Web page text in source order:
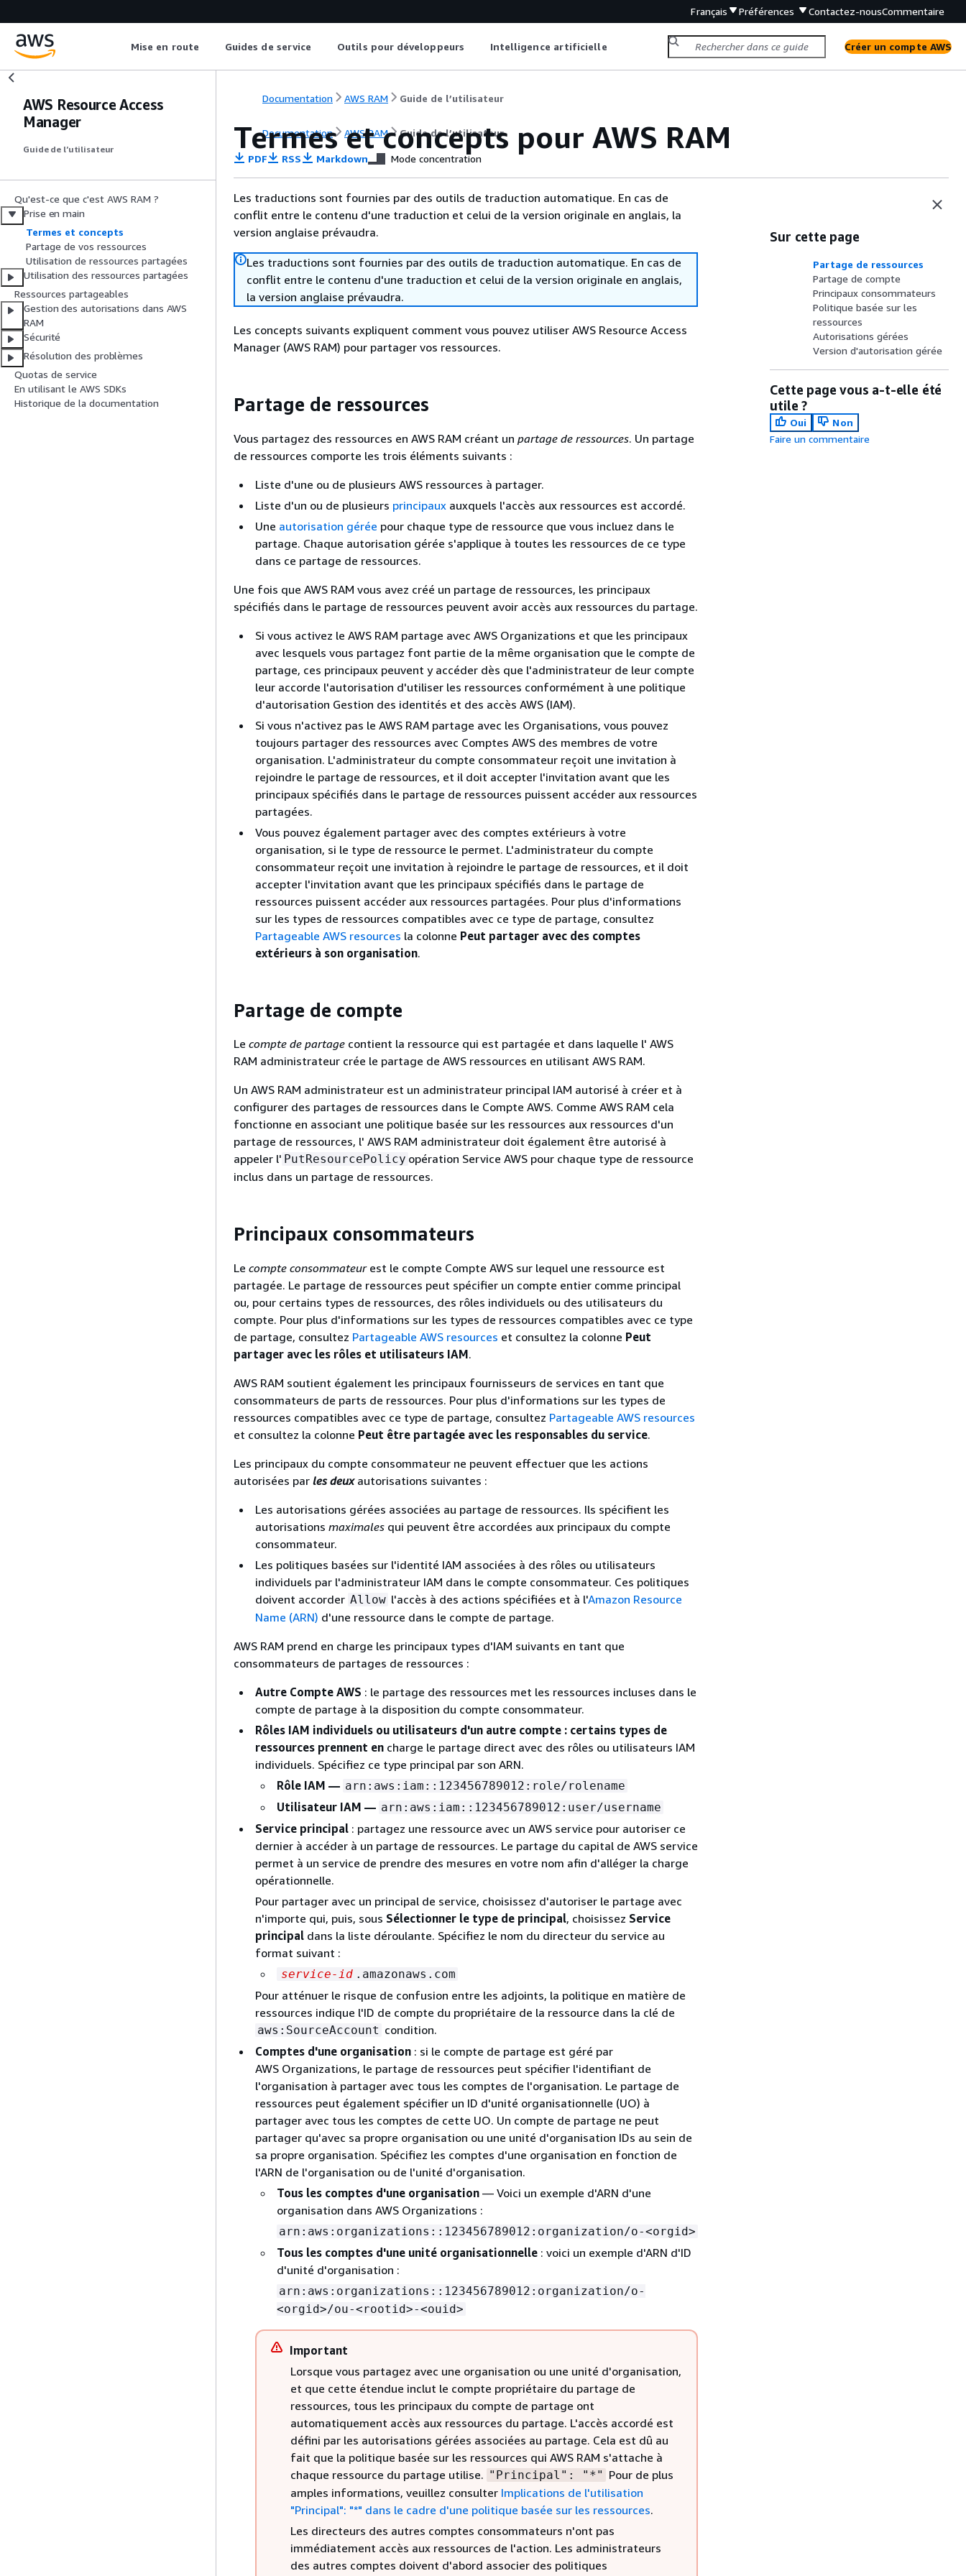
Français Préférences Contactez-nousCommentaire
Mise en route Guides de service Outils pour développeurs Intelligence artificielle Créer un compte AWS
AWS Resource Access
Manager
Guide de l’utilisateur
Qu'est-ce que c'est AWS RAM ?
Prise en main
Termes et concepts
Partage de vos ressources
Utilisation de ressources partagées
Utilisation des ressources partagées
Ressources partageables
Gestion des autorisations dans AWS
RAM
Sécurité
Résolution des problèmes
Quotas de service
En utilisant le AWS SDKs
Historique de la documentation
Documentation AWS RAM Guide de l’utilisateur
Documentation AWS RAM Guide de l’utilisateur
Termes et concepts pour AWS RAM
PDF RSS Markdown Mode concentration
Les traductions sont fournies par des outils de traduction automatique. En cas de
conflit entre le contenu d'une traduction et celui de la version originale en anglais, la
version anglaise prévaudra.
Les traductions sont fournies par des outils de traduction automatique. En cas de
conflit entre le contenu d'une traduction et celui de la version originale en anglais,
la version anglaise prévaudra.
Les concepts suivants expliquent comment vous pouvez utiliser AWS Resource Access
Manager (AWS RAM) pour partager vos ressources.
Partage de ressources
Vous partagez des ressources en AWS RAM créant un partage de ressources. Un partage
de ressources comporte les trois éléments suivants :
Liste d'une ou de plusieurs AWS ressources à partager.
Liste d'un ou de plusieurs principaux auxquels l'accès aux ressources est accordé.
Une autorisation gérée pour chaque type de ressource que vous incluez dans le
partage. Chaque autorisation gérée s'applique à toutes les ressources de ce type
dans ce partage de ressources.
Une fois que AWS RAM vous avez créé un partage de ressources, les principaux
spécifiés dans le partage de ressources peuvent avoir accès aux ressources du partage.
Si vous activez le AWS RAM partage avec AWS Organizations et que les principaux
avec lesquels vous partagez font partie de la même organisation que le compte de
partage, ces principaux peuvent y accéder dès que l'administrateur de leur compte
leur accorde l'autorisation d'utiliser les ressources conformément à une politique
d'autorisation Gestion des identités et des accès AWS (IAM).
Si vous n'activez pas le AWS RAM partage avec les Organisations, vous pouvez
toujours partager des ressources avec Comptes AWS des membres de votre
organisation. L'administrateur du compte consommateur reçoit une invitation à
rejoindre le partage de ressources, et il doit accepter l'invitation avant que les
principaux spécifiés dans le partage de ressources puissent accéder aux ressources
partagées.
Vous pouvez également partager avec des comptes extérieurs à votre
organisation, si le type de ressource le permet. L'administrateur du compte
consommateur reçoit une invitation à rejoindre le partage de ressources, et il doit
accepter l'invitation avant que les principaux spécifiés dans le partage de
ressources puissent accéder aux ressources partagées. Pour plus d'informations
sur les types de ressources compatibles avec ce type de partage, consultez
Partageable AWS resources la colonne Peut partager avec des comptes
extérieurs à son organisation.
Partage de compte
Le compte de partage contient la ressource qui est partagée et dans laquelle l' AWS
RAM administrateur crée le partage de AWS ressources en utilisant AWS RAM.
Un AWS RAM administrateur est un administrateur principal IAM autorisé à créer et à
configurer des partages de ressources dans le Compte AWS. Comme AWS RAM cela
fonctionne en associant une politique basée sur les ressources aux ressources d'un
partage de ressources, l' AWS RAM administrateur doit également être autorisé à
appeler l' PutResourcePolicy opération Service AWS pour chaque type de ressource
inclus dans un partage de ressources.
Principaux consommateurs
Le compte consommateurest le compte Compte AWS sur lequel une ressource est
partagée. Le partage de ressources peut spécifier un compte entier comme principal
ou, pour certains types de ressources, des rôles individuels ou des utilisateurs du
compte. Pour plus d'informations sur les types de ressources compatibles avec ce type
de partage, consultez Partageable AWS resources et consultez la colonne Peut
partager avec les rôles et utilisateurs IAM.
AWS RAM soutient également les principaux fournisseurs de services en tant que
consommateurs de parts de ressources. Pour plus d'informations sur les types de
ressources compatibles avec ce type de partage, consultez Partageable AWS resources
et consultez la colonne Peut être partagée avec les responsables du service.
Les principaux du compte consommateur ne peuvent effectuer que les actions
autorisées par les deuxautorisations suivantes :
Les autorisations gérées associées au partage de ressources. Ils spécifient les
autorisations maximales qui peuvent être accordées aux principaux du compte
consommateur.
Les politiques basées sur l'identité IAM associées à des rôles ou utilisateurs
individuels par l'administrateur IAM dans le compte consommateur. Ces politiques
doivent accorder Allow l'accès à des actions spécifiées et à l'Amazon Resource
Name (ARN) d'une ressource dans le compte de partage.
AWS RAM prend en charge les principaux types d'IAM suivants en tant que
consommateurs de partages de ressources :
Autre Compte AWS : le partage des ressources met les ressources incluses dans le
compte de partage à la disposition du compte consommateur.
Rôles IAM individuels ou utilisateurs d'un autre compte : certains types de
ressources prennent en charge le partage direct avec des rôles ou utilisateurs IAM
individuels. Spécifiez ce type principal par son ARN.
Rôle IAM — arn:aws:iam::123456789012:role/rolename
Utilisateur IAM — arn:aws:iam::123456789012:user/username
Service principal : partagez une ressource avec un AWS service pour autoriser ce
dernier à accéder à un partage de ressources. Le partage du capital de AWS service
permet à un service de prendre des mesures en votre nom afin d'alléger la charge
opérationnelle.
Pour partager avec un principal de service, choisissez d'autoriser le partage avec
n'importe qui, puis, sous Sélectionner le type de principal, choisissez Service
principal dans la liste déroulante. Spécifiez le nom du directeur du service au
format suivant :
service-id .amazonaws.com
Pour atténuer le risque de confusion entre les adjoints, la politique en matière de
ressources indique l'ID de compte du propriétaire de la ressource dans la clé de
aws:SourceAccount condition.
Comptes d'une organisation : si le compte de partage est géré par
AWS Organizations, le partage de ressources peut spécifier l'identifiant de
l'organisation à partager avec tous les comptes de l'organisation. Le partage de
ressources peut également spécifier un ID d'unité organisationnelle (UO) à
partager avec tous les comptes de cette UO. Un compte de partage ne peut
partager qu'avec sa propre organisation ou une unité d'organisation IDs au sein de
sa propre organisation. Spécifiez les comptes d'une organisation en fonction de
l'ARN de l'organisation ou de l'unité d'organisation.
Tous les comptes d'une organisation — Voici un exemple d'ARN d'une
organisation dans AWS Organizations :
arn:aws:organizations::123456789012:organization/o-<orgid>
Tous les comptes d'une unité organisationnelle : voici un exemple d'ARN d'ID
d'unité d'organisation :
arn:aws:organizations::123456789012:organization/o-
<orgid>/ou-<rootid>-<ouid>
Important
Lorsque vous partagez avec une organisation ou une unité d'organisation,
et que cette étendue inclut le compte propriétaire du partage de
ressources, tous les principaux du compte de partage ont
automatiquement accès aux ressources du partage. L'accès accordé est
défini par les autorisations gérées associées au partage. Cela est dû au
fait que la politique basée sur les ressources qui AWS RAM s'attache à
chaque ressource du partage utilise. "Principal": "*" Pour de plus
amples informations, veuillez consulter Implications de l'utilisation
"Principal": "*" dans le cadre d'une politique basée sur les ressources.
Les directeurs des autres comptes consommateurs n'ont pas
immédiatement accès aux ressources de l'action. Les administrateurs
des autres comptes doivent d'abord associer des politiques
Sur cette page
Partage de ressources
Partage de compte
Principaux consommateurs
Politique basée sur les
ressources
Autorisations gérées
Version d'autorisation gérée
Cette page vous a-t-elle été
utile ?
Oui
Non
Faire un commentaire